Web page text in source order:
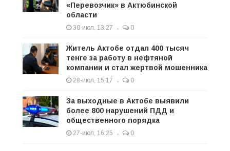
«Перевозчик» в Актюбинской
области
30-июл, 13:27 0
Житель Актобе отдал 400 тысяч
тенге за работу в нефтяной
компании и стал жертвой мошенника
28-июл, 15:17 0
За выходные в Актобе выявили
более 800 нарушений ПДД и
общественного порядка
27-июл, 16:25 0